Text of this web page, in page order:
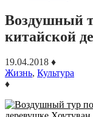
Воздушный
китайской
19.04.2018 ♦
Жизнь, Культура
♦